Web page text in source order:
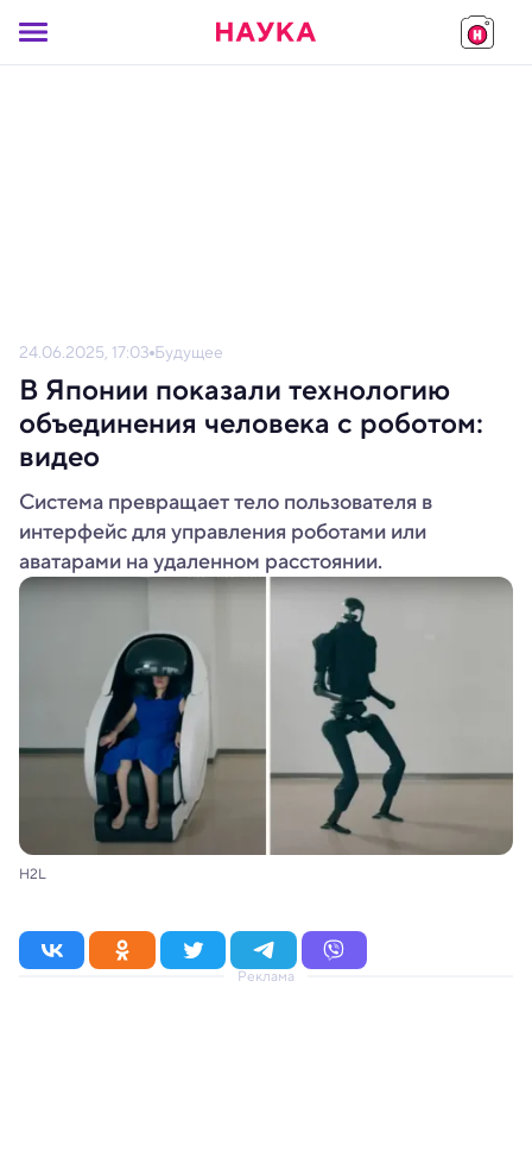
24.06.2025, 17:03 Будущее
В Японии показали технологию
объединения человека с роботом:
видео
Система превращает тело пользователя в
интерфейс для управления роботами или
аватарами на удаленном расстоянии.
H2L
Реклама